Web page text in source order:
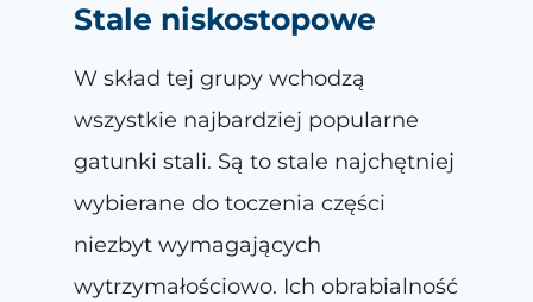
Stale niskostopowe
W skład tej grupy wchodzą
wszystkie najbardziej popularne
gatunki stali. Są to stale najchętniej
wybierane do toczenia części
niezbyt wymagających
wytrzymałościowo. Ich obrabialność